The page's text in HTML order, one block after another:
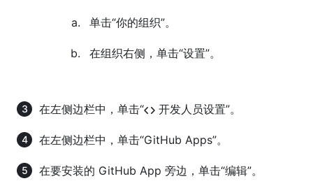
单击“你的组织”。
在组织右侧，单击“设置”。
在左侧边栏中，单击“ 开发人员设置”。
在左侧边栏中，单击“GitHub Apps”。
在要安装的 GitHub App 旁边，单击“编辑”。